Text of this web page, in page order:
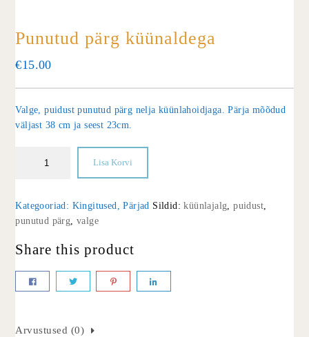
Punutud pärg küünaldega
€15.00
Valge, puidust punutud pärg nelja küünlahoidjaga. Pärja mõõdud
väljast 38 cm ja seest 23cm.
Lisa Korvi
Kategooriad: Kingitused ,Pärjad Sildid:küünlajalg ,puidust
punutud pärg ,valge
Share this product
Arvustused (0)